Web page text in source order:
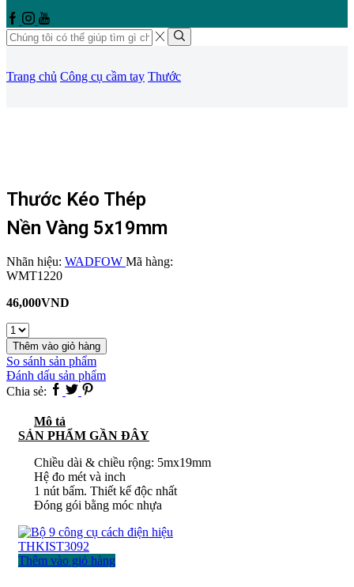
Facebook
Instagram
Youtube
Trường
tìm
Tìm
Trang chủ Công cụ cầm tay Thước
Thước Kéo Thép
Nền Vàng 5x19mm
Nhãn hiệu: WADFOW Mã hàng:
WMT1220
46,000VND
Thước
kéo
thép
nền
vàng
5x19mm
lượng
Thêm vào giỏ hàng
So sánh sản phẩm
Đánh dấu sản phẩm
Chia sẻ: Facebook
TwitterPinterest
Mô tả
SẢN PHẨM GẦN ĐÂY
Chiều dài & chiều rộng: 5mx19mm
Hệ đo mét và inch
1 nút bấm. Thiết kế độc nhất
Đóng gói bằng móc nhựa
Thêm vào giỏ hàng